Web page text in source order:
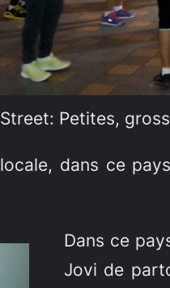
Petites,
dans ce
Dans ce
Jovi de